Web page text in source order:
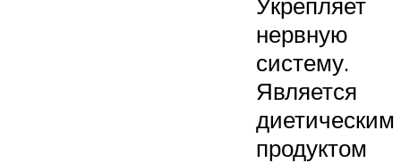
нервную
систему.
Является
диетическим
продуктом